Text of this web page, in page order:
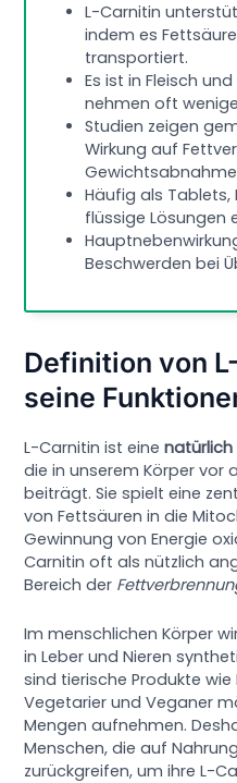
L-Carnitin
indem es
transportiert.
Es ist in Fleisch
nehmen oft
Studien zeigen
Wirkung auf
Häufig als Tablets,
flüssige Lösungen
Beschwerden bei
Definition von
seine
L-Carnitin ist eine
die in unserem Körper vor
beiträgt. Sie spielt eine
von Fettsäuren in die
Gewinnung von Energie
Carnitin oft als nützlich
Bereich der
Im menschlichen Körper
in Leber und Nieren
sind tierische Produkte
Vegetarier und Veganer
Mengen aufnehmen.
Menschen, die auf
zurückgreifen, um ihre L-